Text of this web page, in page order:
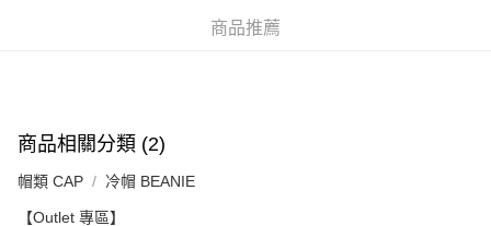
每筆HK$50.00，滿HK$499.00或以上免運費
配送至澳門
商品推薦
商品相關分類 (2)
帽類 CAP 冷帽 BEANIE
【Outlet 專區】